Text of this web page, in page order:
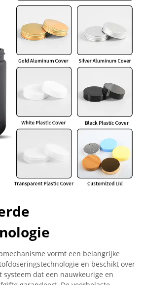
vormt een belangrijke
en beschikt over
dat een nauwkeurige en